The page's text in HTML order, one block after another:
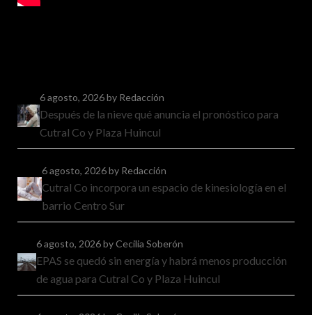
6 agosto, 2026by Redacción
Después de la nieve qué anuncia el pronóstico para
Cutral Co y Plaza Huincul
6 agosto, 2026by Redacción
Cutral Co incorpora un espacio de kinesiología en el
barrio Centro Sur
6 agosto, 2026by Cecilia Soberón
EPAS se quedó sin energía y habrá menos producción
de agua para Cutral Co y Plaza Huincul